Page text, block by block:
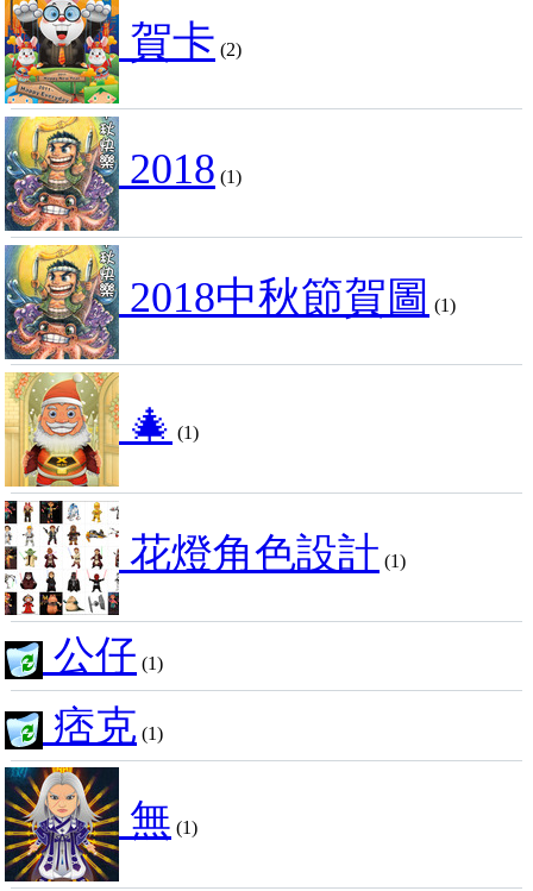
賀卡 (2)
2018 (1)
2018中秋節賀圖 (1)
🎄 (1)
花燈角色設計 (1)
公仔 (1)
痞克 (1)
無 (1)